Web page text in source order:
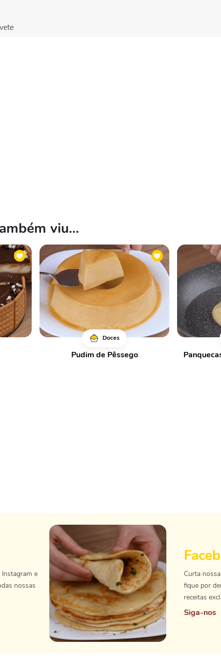
viu...
Doces
Pudim de Pêssego
e
nossas
Curta
fique por
receitas
Siga-nos